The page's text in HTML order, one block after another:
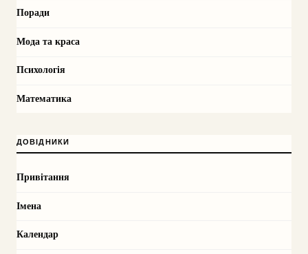
Поради
Мода та краса
Психологія
Математика
ДОВІДНИКИ
Привітання
Імена
Календар